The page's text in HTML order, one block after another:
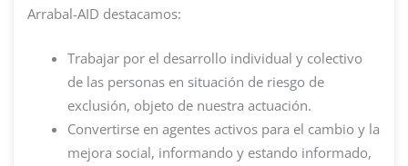
Arrabal-AID destacamos:
Trabajar por el desarrollo individual y colectivo
de las personas en situación de riesgo de
exclusión, objeto de nuestra actuación.
Convertirse en agentes activos para el cambio y la
mejora social, informando y estando informado,